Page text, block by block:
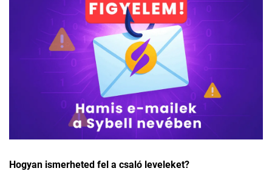
Hogyan ismerheted fel a csaló leveleket?